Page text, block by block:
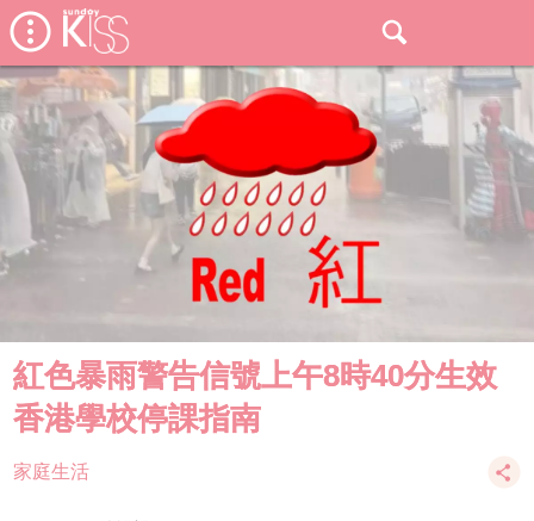
紅色暴雨警告信號上午8時40分生效
香港學校停課指南
家庭生活